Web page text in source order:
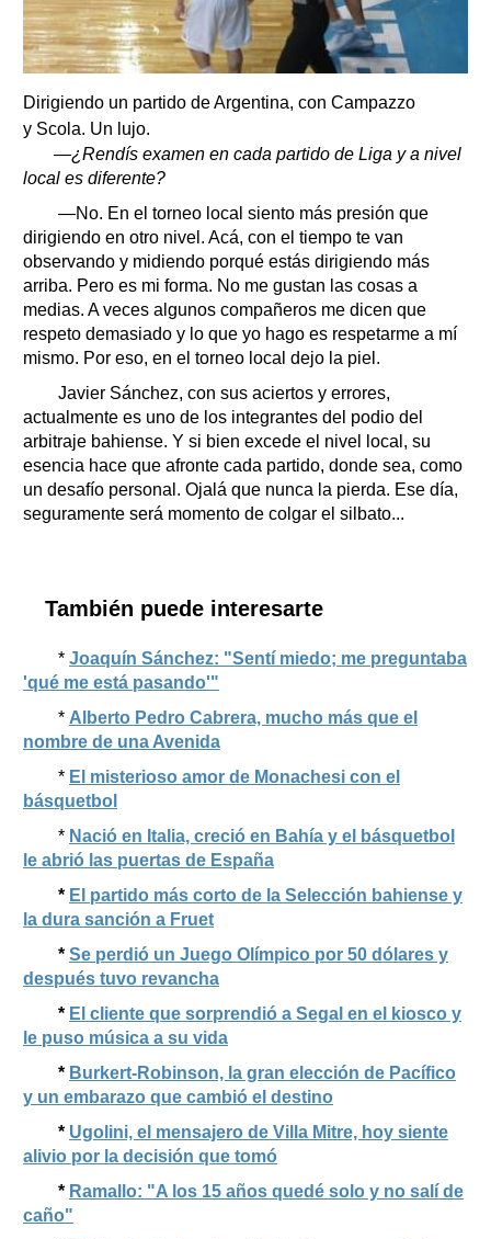
Dirigiendo un partido de Argentina, con Campazzo
y Scola. Un lujo.
—¿Rendís examen en cada partido de Liga y a nivel
local es diferente?
—No. En el torneo local siento más presión que
dirigiendo en otro nivel. Acá, con el tiempo te van
observando y midiendo porqué estás dirigiendo más
arriba. Pero es mi forma. No me gustan las cosas a
medias. A veces algunos compañeros me dicen que
respeto demasiado y lo que yo hago es respetarme a mí
mismo. Por eso, en el torneo local dejo la piel.
Javier Sánchez, con sus aciertos y errores,
actualmente es uno de los integrantes del podio del
arbitraje bahiense. Y si bien excede el nivel local, su
esencia hace que afronte cada partido, donde sea, como
un desafío personal. Ojalá que nunca la pierda. Ese día,
seguramente será momento de colgar el silbato...
También puede interesarte
* Joaquín Sánchez: "Sentí miedo; me preguntaba
'qué me está pasando'"
* Alberto Pedro Cabrera, mucho más que el
nombre de una Avenida
* El misterioso amor de Monachesi con el
básquetbol
* Nació en Italia, creció en Bahía y el básquetbol
le abrió las puertas de España
* El partido más corto de la Selección bahiense y
la dura sanción a Fruet
* Se perdió un Juego Olímpico por 50 dólares y
después tuvo revancha
* El cliente que sorprendió a Segal en el kiosco y
le puso música a su vida
* Burkert-Robinson, la gran elección de Pacífico
y un embarazo que cambió el destino
* Ugolini, el mensajero de Villa Mitre, hoy siente
alivio por la decisión que tomó
* Ramallo: "A los 15 años quedé solo y no salí de
caño"